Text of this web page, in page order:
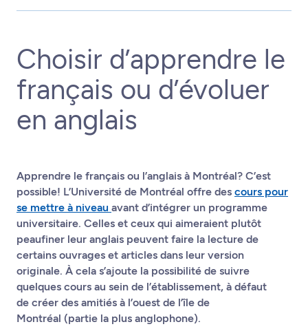
Choisir d’apprendre le
français ou d’évoluer
en anglais
Apprendre le français ou l’anglais à Montréal? C’est
possible! L’Université de Montréal offre des cours pour
se mettre à niveau avant d’intégrer un programme
universitaire. Celles et ceux qui aimeraient plutôt
peaufiner leur anglais peuvent faire la lecture de
certains ouvrages et articles dans leur version
originale. À cela s’ajoute la possibilité de suivre
quelques cours au sein de l’établissement, à défaut
de créer des amitiés à l’ouest de l’île de
Montréal (partie la plus anglophone).